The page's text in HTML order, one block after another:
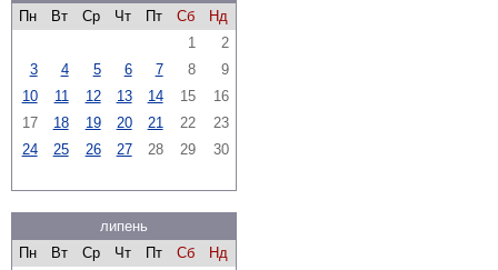
Пн
Вт Ср Чт Пт Сб
Нд
1
2
3
4 5 6 7 8
9
10
11 12 13 14 15
16
17
18 19 20 21 22
23
24
25 26 27 28 29 30
липень
Пн
Вт Ср Чт Пт Сб
Нд